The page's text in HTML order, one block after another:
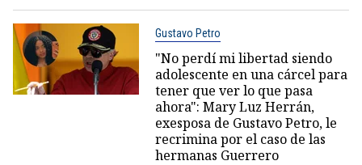
Gustavo Petro
"No perdí mi libertad siendo
adolescente en una cárcel para
tener que ver lo que pasa
ahora": Mary Luz Herrán,
exesposa de Gustavo Petro, le
recrimina por el caso de las
hermanas Guerrero